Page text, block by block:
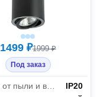
1499 ₽1999 ₽
Под заказ
Защита от пыли и влаги
IP20